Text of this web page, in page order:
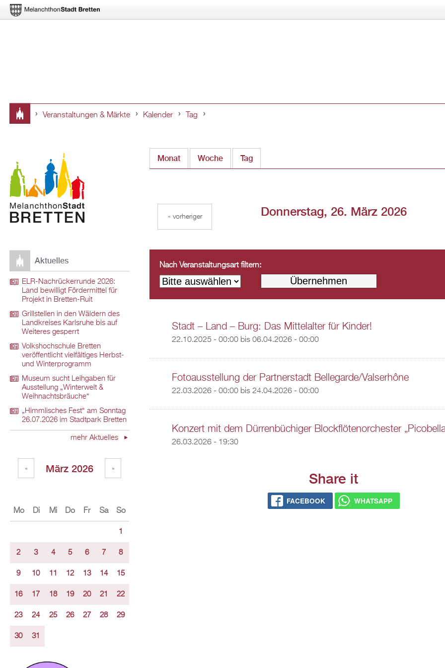
hier
Veranstaltungen & Märkte Kalender Tag
Monat Woche Tag(aktiver Reiter)
Donnerstag, 26. März 2026
« vorheriger
Nach Veranstaltungsart filtern:
Stadt – Land – Burg: Das Mittelalter für Kinder!
22.10.2025 - 00:00bis 06.04.2026 - 00:00
Fotoausstellung der Partnerstadt Bellegarde/Valserhône
22.03.2026 - 00:00bis 24.04.2026 - 00:00
Konzert mit dem Dürrenbüchiger Blockflötenorchester
26.03.2026 - 19:30
Share it
FACEBOOK WHATSAPP
Aktuelles
ELR-Nachrückerrunde 2026:
Land bewilligt Fördermittel für
Projekt in Bretten-Ruit
Grillstellen in den Wäldern des
Landkreises Karlsruhe bis auf
Weiteres gesperrt
Volkshochschule Bretten
veröffentlicht vielfältiges Herbst-
und Winterprogramm
Museum sucht Leihgaben für
Ausstellung „Winterwelt &
Weihnachtsbräuche“
„Himmlisches Fest“ am Sonntag
26.07.2026 im Stadtpark Bretten
mehr Aktuelles
März 2026
« »
Mo Di Mi Do Fr Sa So
1
2 3 4 5 6 7 8
9 10 11 12 13 14 15
16 17 18 19 20 21 22
23 24 25 26 27 28 29
30 31